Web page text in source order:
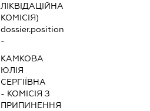
ЛІКВІДАЦІЙНА
КОМІСІЯ)
dossier.position
-
КАМКОВА
ЮЛІЯ
СЕРГІЇВНА
- КОМІСІЯ З
ПРИПИНЕННЯ